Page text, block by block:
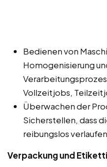
Bedienen von
Homogenisierung
Vollzeitjobs,
Überwachen der
Sicherstellen, dass
reibungslos
Verpackung und